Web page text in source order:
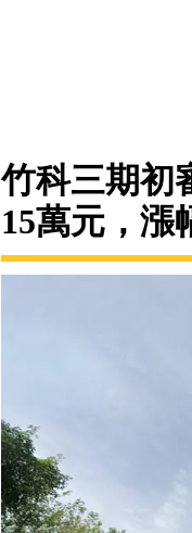
竹科三期初
15萬元，漲